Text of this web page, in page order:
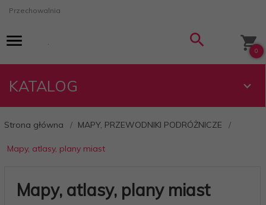
Przechowalnia
0
KATALOG
Strona główna MAPY, PRZEWODNIKI PODRÓŻNICZE
Mapy, atlasy, plany miast
Mapy, atlasy, plany miast